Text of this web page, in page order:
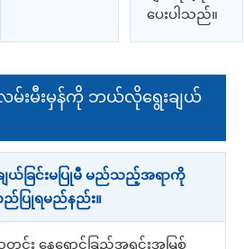
ပေးပါသည်။
မ်းမီးမှန်ကို ဘယ်လိုရွေးချယ်
ျယ်ခြင်းမပြုမီ မည်သည့်အရာကို
ပြုရမည်နည်း။
င်း နေရောင်ခြည်အရင်းအမြစ်